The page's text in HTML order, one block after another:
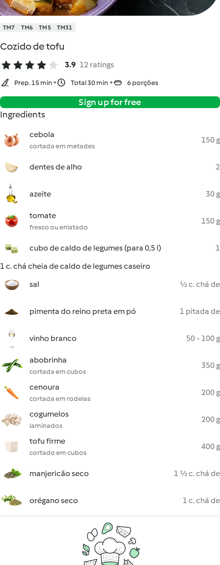
TM7 TM6 TM5 TM31
Cozido de tofu
3.9 12 ratings
Prep. 15 min Total 30 min 6 porções
Sign up for free
Ingredients
cebola
cortada em metades
150 g
dentes de alho 2
azeite 30 g
tomate
fresco ou enlatado
150 g
cubo de caldo de legumes (para 0,5 l)
1
1 c. chá cheia de caldo de legumes caseiro
sal
½ c. chá de
pimenta do reino preta em pó 1 pitada de
vinho branco 50 - 100 g
abobrinha
cortada em cubos
350 g
cenoura
cortada em rodelas
200 g
cogumelos
laminados
200 g
tofu firme
cortado em cubos
400 g
manjericão seco 1 ½ c. chá de
orégano seco 1 c. chá de